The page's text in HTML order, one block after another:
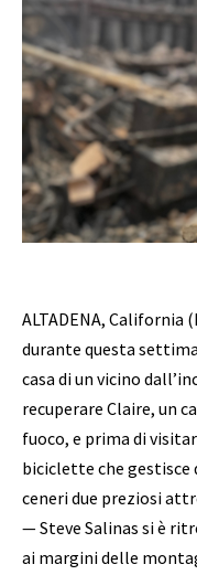
ALTADENA,
durante questa
casa di un vicino
recuperare Claire, un
fuoco, e prima di
biciclette che gestisce
ceneri due preziosi
— Steve Salinas si è
ai margini delle